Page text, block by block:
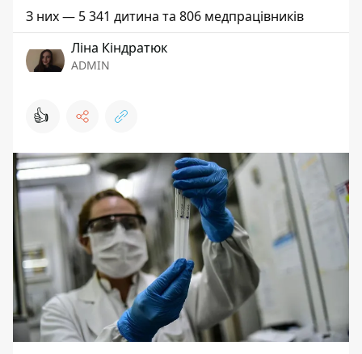
З них — 5 341 дитина та 806 медпрацівників
Ліна Кіндратюк
ADMIN
👍